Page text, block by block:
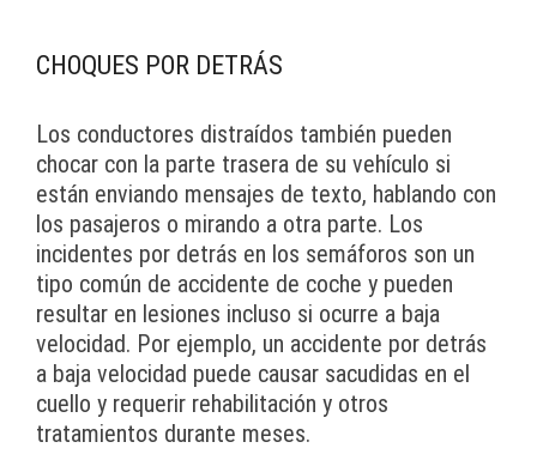
CHOQUES POR DETRÁS
Los conductores distraídos también pueden
chocar con la parte trasera de su vehículo si
están enviando mensajes de texto, hablando con
los pasajeros o mirando a otra parte. Los
incidentes por detrás en los semáforos son un
tipo común de accidente de coche y pueden
resultar en lesiones incluso si ocurre a baja
velocidad. Por ejemplo, un accidente por detrás
a baja velocidad puede causar sacudidas en el
cuello y requerir rehabilitación y otros
tratamientos durante meses.